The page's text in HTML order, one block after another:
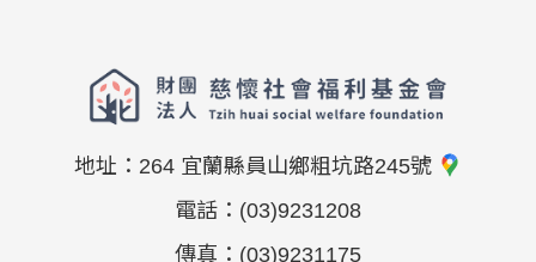
地址： 264 宜蘭縣員山鄉粗坑路245號
電話： (03)9231208
傳真： (03)9231175